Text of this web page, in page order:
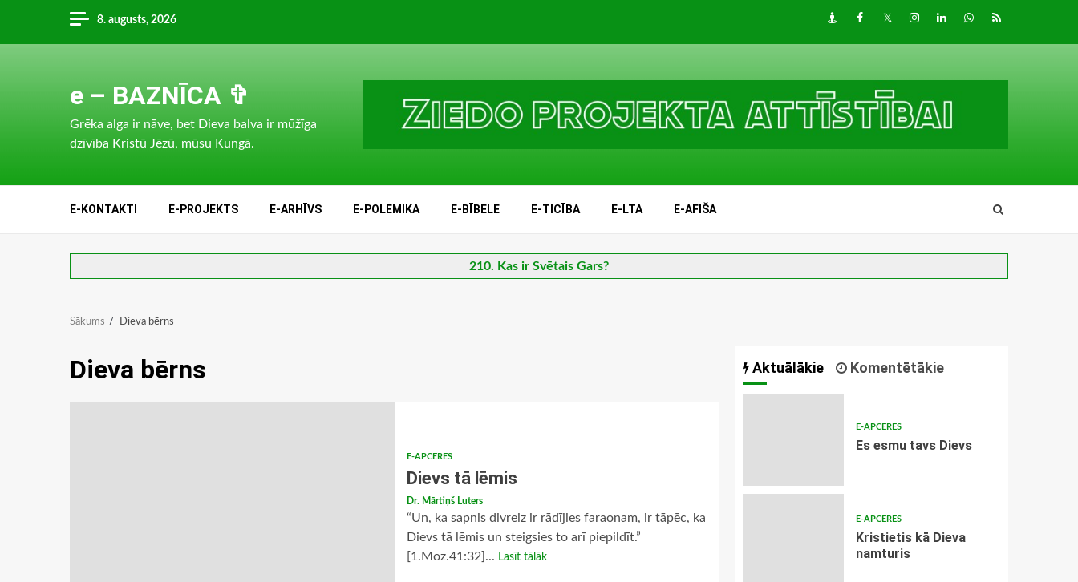
content
8. augusts, 2026 DraugiemFacebook
TwitterInstagram
LinkedInwhatsapp
RSS
e – BAZNĪCA ✞
Grēka alga ir nāve, bet Dieva balva ir mūžīga
dzīvība Kristū Jēzū, mūsu Kungā.
E-KONTAKTI E-PROJEKTS E-ARHĪVS E-POLEMIKA E-BĪBELE E-TICĪBA E-LTA E-AFIŠA
210. Kas ir Svētais Gars?
Sākums Dieva bērns
Dieva bērns
E-APCERES
Dievs tā lēmis
Dr. Mārtiņš Luters
“Un, ka sapnis divreiz ir rādījies faraonam, ir tāpēc, ka
Dievs tā lēmis un steigsies to arī piepildīt.”
[1.Moz.41:32]... Lasīt tālāk
Aktuālākie Komentētākie
E-APCERES
Es esmu tavs Dievs
E-APCERES
Kristietis kā Dieva
namturis